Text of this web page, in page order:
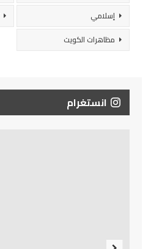
إسلامي
مظاهرات الكويت
انستغرام